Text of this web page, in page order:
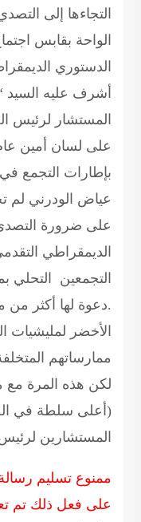
التجاءها إلى
الواحة بقابس
الدستوري
أشرف عليه السيد
المستشار لرئيس
على لسان أمين
بإطارات التجمع
عياض الودرني لم
على ضرورة
الديمقراطي
التجمعين التحلي
.دعوة لها أكثر من
الأخضر لمليشيات
ممارساتهم
لكن هذه المرة مع
(أعلى سلطة في
المستشارين
ممنوع تسليم
على فعل ذلك تم